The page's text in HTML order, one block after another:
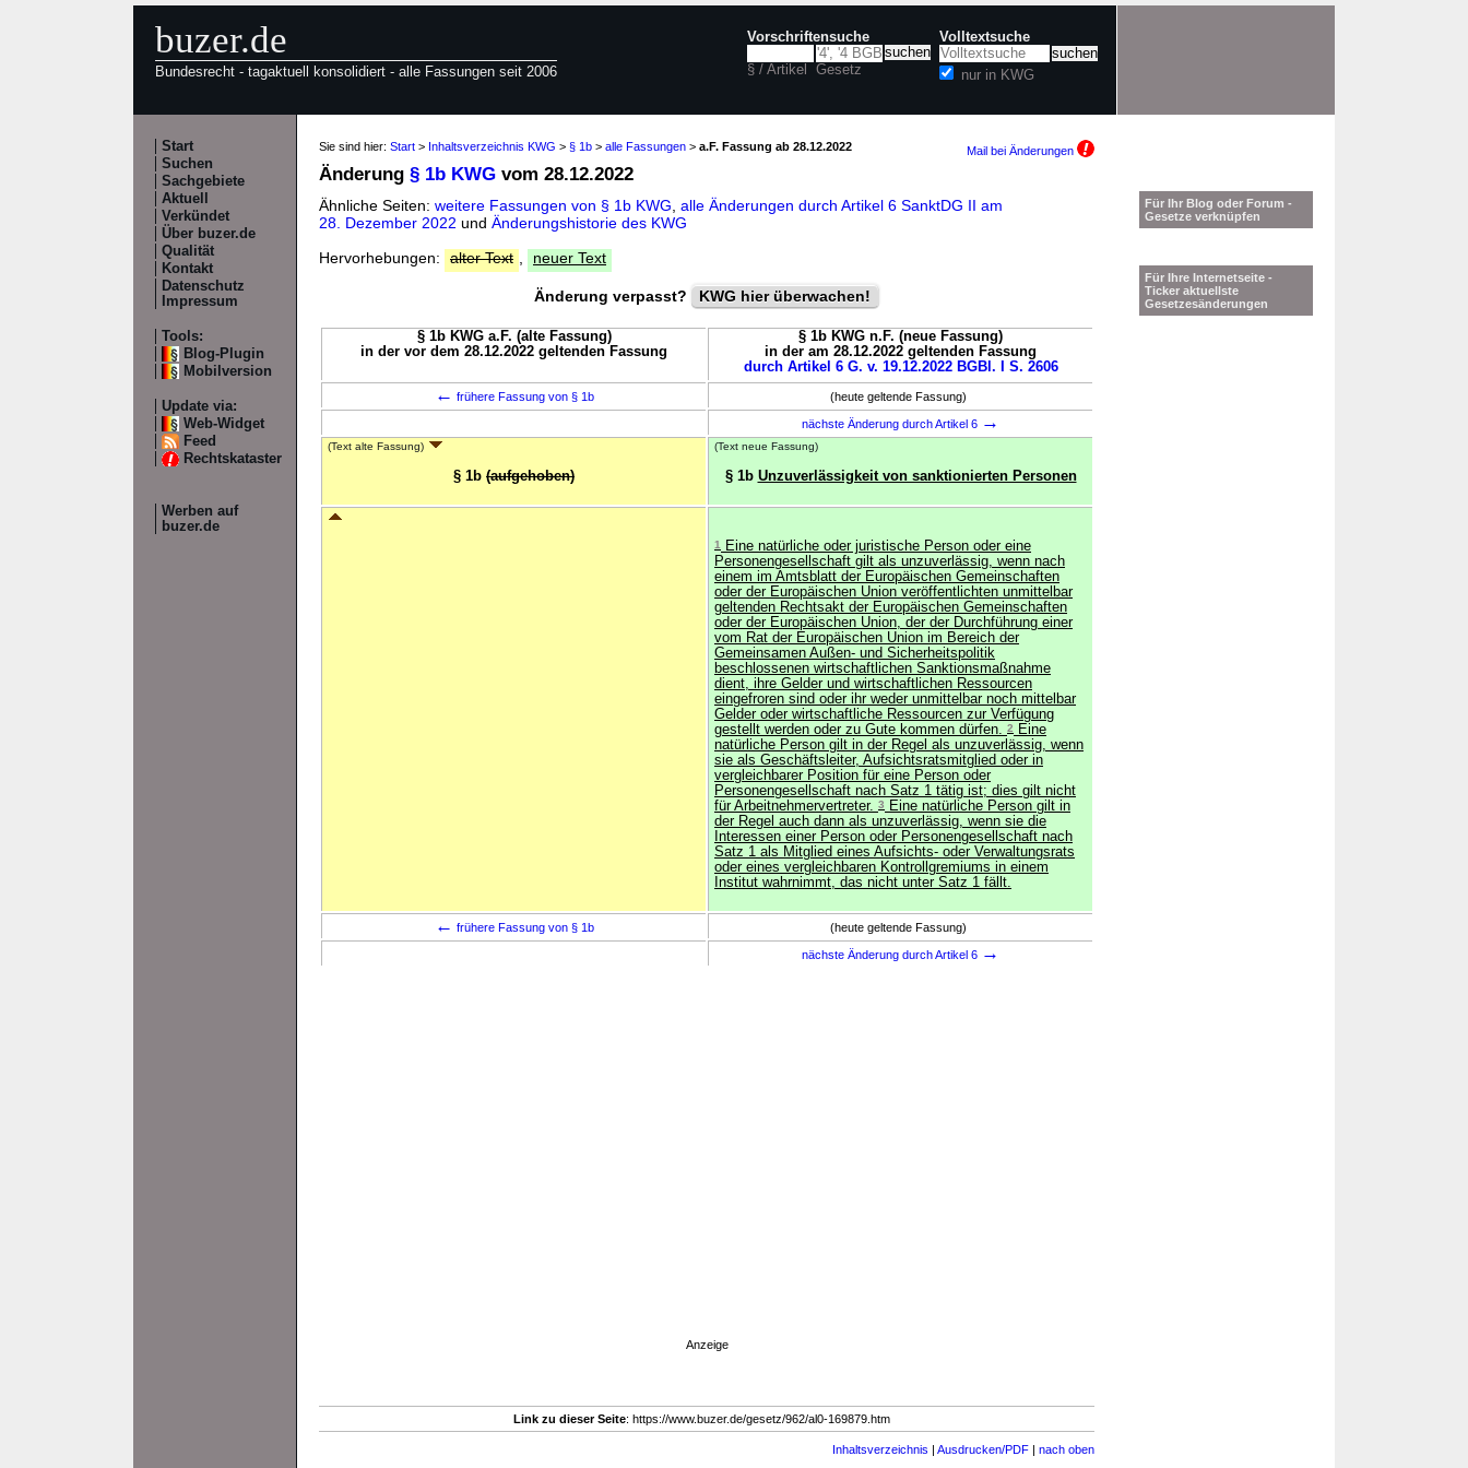
buzer.de
Bundesrecht - tagaktuell konsolidiert - alle Fassungen seit 2006
Vorschriftensuche
§ / Artikel Gesetz
Volltextsuche
nur in KWG
Start
Suchen
Sachgebiete
Aktuell
Verkündet
Über buzer.de
Qualität
Kontakt
Datenschutz
Impressum
Tools:
Blog-Plugin
Mobilversion
Update via:
Web-Widget
Feed
Rechtskataster
Werben auf
buzer.de
Sie sind hier: Start > Inhaltsverzeichnis KWG > § 1b > alle Fassungen > a.F. Fassung ab 28.12.2022 Mail bei Änderungen
Änderung § 1b KWG vom 28.12.2022
Ähnliche Seiten: weitere Fassungen von § 1b KWG alle Änderungen durch Artikel 6 SanktDG II am
28. Dezember 2022 und Änderungshistorie des KWG
Hervorhebungen:
alter Text neuer Text
Änderung verpasst? KWG hier überwachen!
§ 1b KWG a.F. (alte Fassung)
in der vor dem 28.12.2022 geltenden Fassung
§ 1b KWG n.F. (neue Fassung)
in der am 28.12.2022 geltenden Fassung
durch Artikel 6 G. v. 19.12.2022 BGBl. I S. 2606
← frühere Fassung von § 1b (heute geltende Fassung)
nächste Änderung durch Artikel 6 →
(Text alte Fassung)
§ 1b (aufgehoben)
(Text neue Fassung)
§ 1b Unzuverlässigkeit von sanktionierten Personen
1
Eine natürliche oder juristische Person oder eine
Personengesellschaft gilt als unzuverlässig, wenn nach
einem im Amtsblatt der Europäischen Gemeinschaften
oder der Europäischen Union veröffentlichten unmittelbar
geltenden Rechtsakt der Europäischen Gemeinschaften
oder der Europäischen Union, der der Durchführung einer
vom Rat der Europäischen Union im Bereich der
Gemeinsamen Außen- und Sicherheitspolitik
beschlossenen wirtschaftlichen Sanktionsmaßnahme
dient, ihre Gelder und wirtschaftlichen Ressourcen
eingefroren sind oder ihr weder unmittelbar noch mittelbar
Gelder oder wirtschaftliche Ressourcen zur Verfügung
gestellt werden oder zu Gute kommen dürfen. 2
Eine
natürliche Person gilt in der Regel als unzuverlässig, wenn
sie als Geschäftsleiter, Aufsichtsratsmitglied oder in
vergleichbarer Position für eine Person oder
Personengesellschaft nach Satz 1 tätig ist; dies gilt nicht
für Arbeitnehmervertreter. 3
Eine natürliche Person gilt in
der Regel auch dann als unzuverlässig, wenn sie die
Interessen einer Person oder Personengesellschaft nach
Satz 1 als Mitglied eines Aufsichts- oder Verwaltungsrats
oder eines vergleichbaren Kontrollgremiums in einem
Institut wahrnimmt, das nicht unter Satz 1 fällt.
← frühere Fassung von § 1b (heute geltende Fassung)
nächste Änderung durch Artikel 6 →
Anzeige
Link zu dieser Seite: https://www.buzer.de/gesetz/962/al0-169879.htm
Inhaltsverzeichnis | Ausdrucken/PDF | nach oben
Für Ihr Blog oder Forum -
Gesetze verknüpfen
Für Ihre Internetseite -
Ticker aktuellste
Gesetzesänderungen